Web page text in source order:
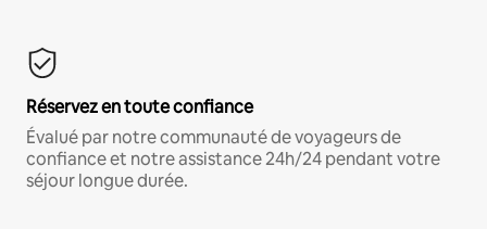
Réservez en toute confiance
Évalué par notre communauté de voyageurs de
confiance et notre assistance 24h/24 pendant votre
séjour longue durée.